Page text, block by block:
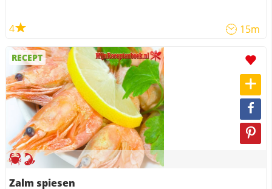
4 15m
RECEPT
Zalm spiesen